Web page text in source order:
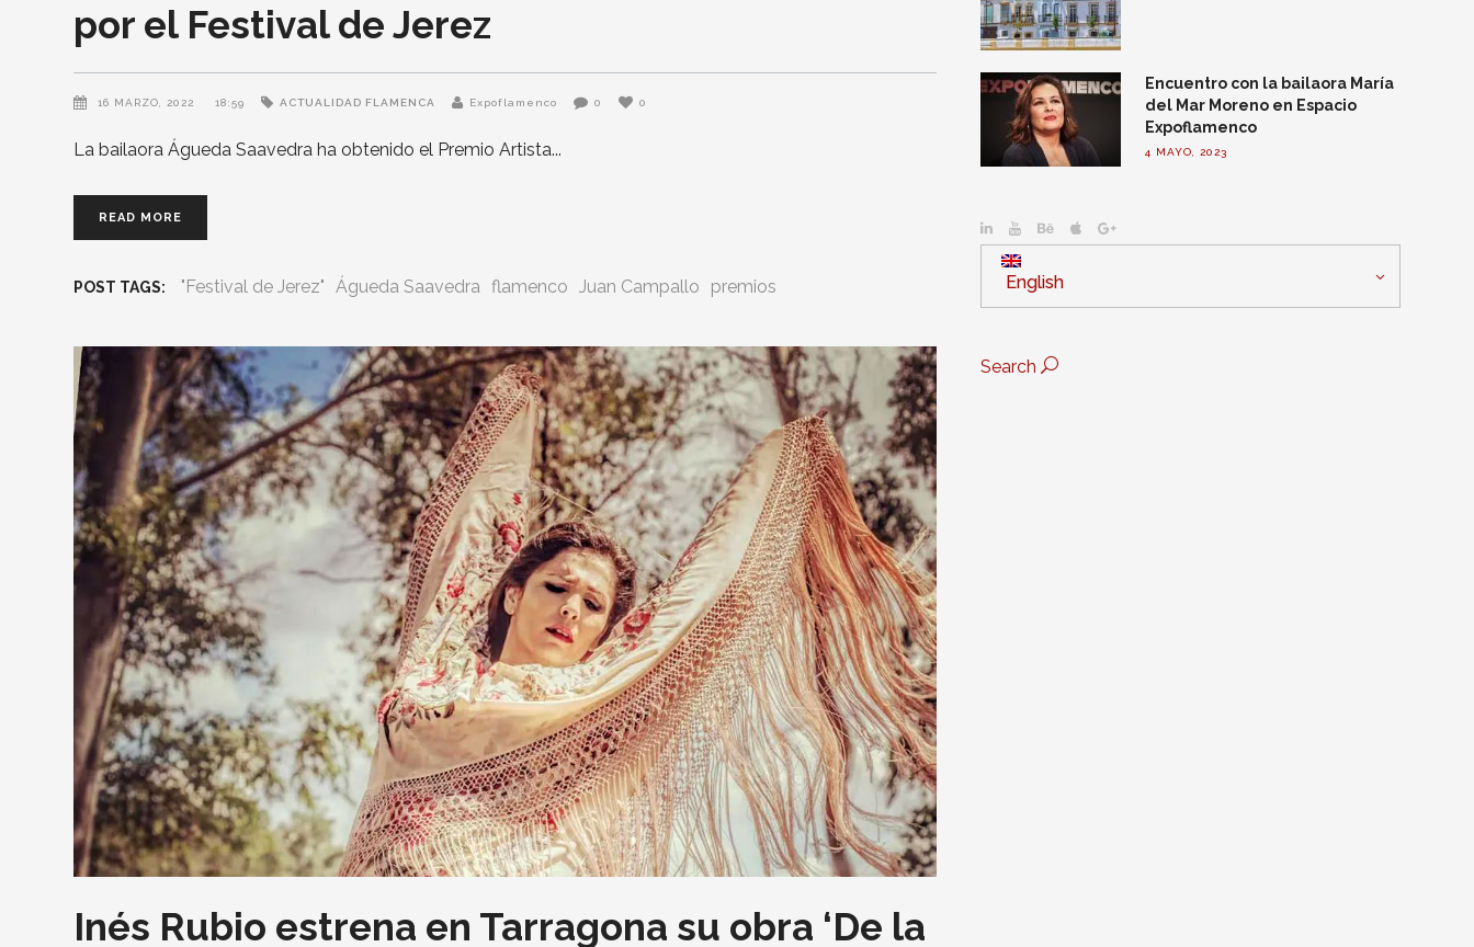
por el Festival de Jerez
16 MARZO, 2022 18:59 ACTUALIDAD FLAMENCA Expoflamenco 0 0
La bailaora Águeda Saavedra ha obtenido el Premio Artista
READ MORE
POST TAGS: "Festival de Jerez" Águeda Saavedra flamenco Juan Campallo premios
Inés Rubio estrena en Tarragona su obra ‘De la
Encuentro con la bailaora María
del Mar Moreno en Espacio
Expoflamenco
4 MAYO, 2023
English
Search